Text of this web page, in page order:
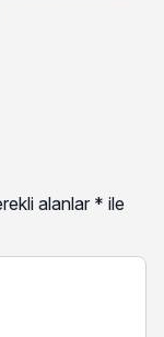
alanlar * ile